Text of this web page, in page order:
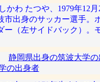
かわ たつや、1979年12月
市出身のサッカー選手。
ー（左サイドバック）。
静岡県出身の筑波大学
の出身者